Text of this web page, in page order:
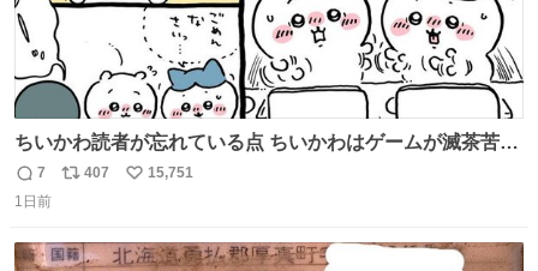
ちいかわ読者が忘れている点 ちいかわはゲームが滅茶苦茶
上手い
返
信
7
リ
ト
407
い
数
15,751
1日前